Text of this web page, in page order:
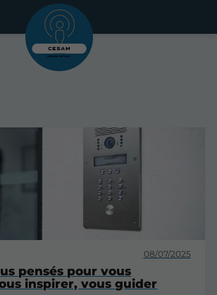
08/07/2025
pensés pour vous
inspirer, vous guider